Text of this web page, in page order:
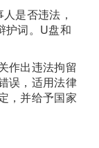
是否违法，
护词。U盘和
作出违法拘留
误，适用法律
，并给予国家